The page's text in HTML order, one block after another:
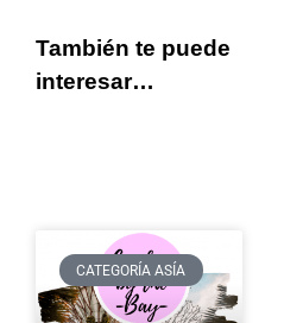
También te puede
interesar…
CATEGORÍA ASÍA